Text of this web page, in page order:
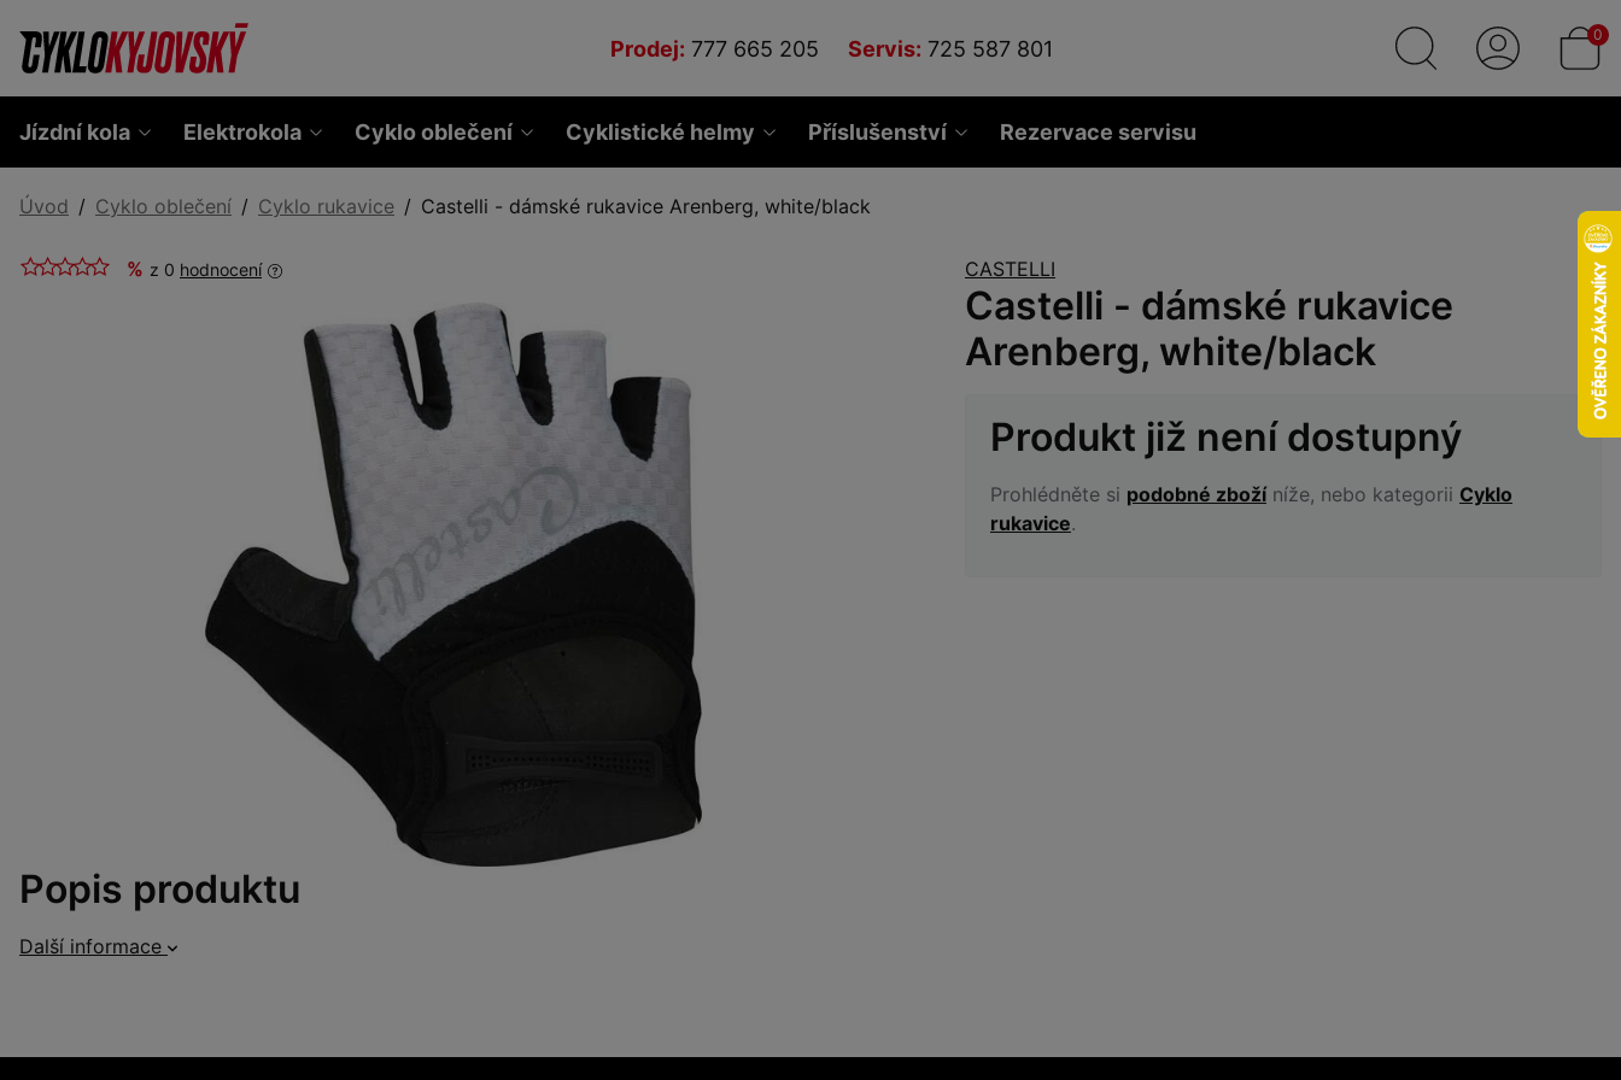
Prodej: 777 665 205 Servis: 725 587 801
0
Jízdní kola Elektrokola Cyklo oblečení Cyklistické helmy Příslušenství Rezervace servisu
Úvod Cyklo oblečení Cyklo rukavice Castelli - dámské rukavice Arenberg, white/black
% z 0 hodnocení
Popis produktu
Další informace
CASTELLI
Castelli - dámské rukavice
Arenberg, white/black
Produkt již není dostupný
Prohlédněte si podobné zbožíníže, nebo kategorii Cyklo
rukavice.